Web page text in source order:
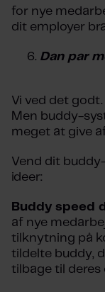
for nye
dit employer
Dan par
Vi ved det
Men buddy-
meget at give
Vend dit
ideer:
Buddy speed
af nye
tilknytning på
tildelte buddy,
tilbage til deres